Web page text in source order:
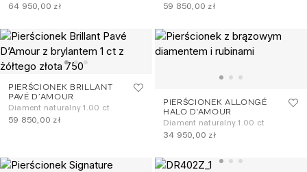
64 950,00 zł
59 850,00 zł
PIERŚCIONEK BRILLANT
PAVÉ D’AMOUR
Diament naturalny 1.00 ct
59 850,00 zł
PIERŚCIONEK ALLONGÉ
HALO D'AMOUR
Diament naturalny 1.00 ct
34 950,00 zł